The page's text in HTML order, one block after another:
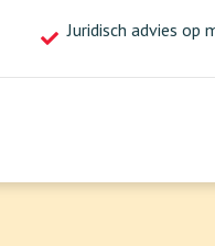
Juridisch advies op